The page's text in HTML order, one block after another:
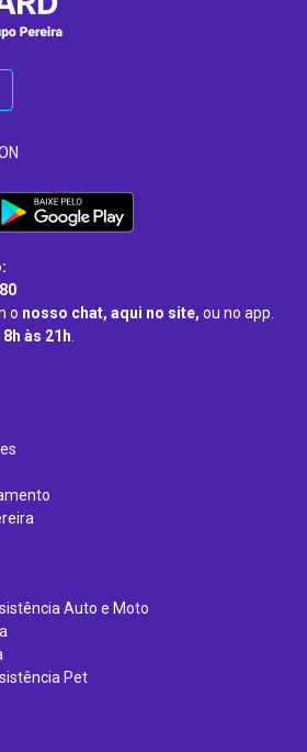
o nosso chat, aqui no site, ou no app.
às 21h.
Auto e Moto
Pet